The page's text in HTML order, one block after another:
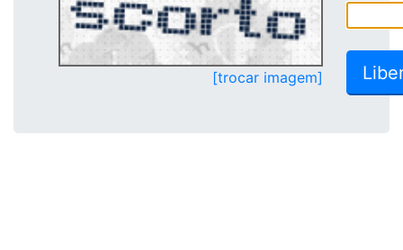
[trocar imagem]